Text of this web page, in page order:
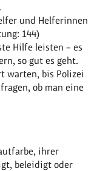
und Helferinnen
144)
Hilfe leisten – es
so gut es geht.
warten, bis Polizei
ob man eine
ihrer
beleidigt oder